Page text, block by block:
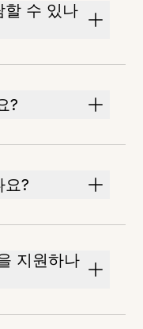
할 수 있나
?
요?
지원하나